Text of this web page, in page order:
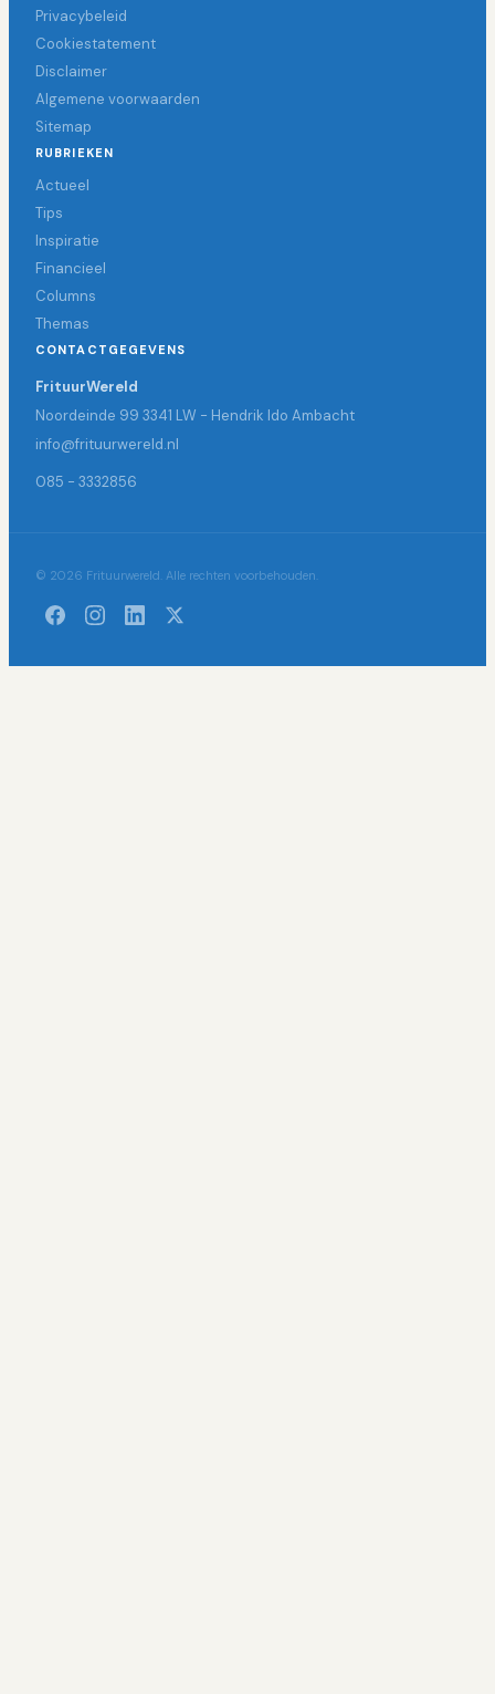
Privacybeleid
Cookiestatement
Disclaimer
Algemene voorwaarden
Sitemap
RUBRIEKEN
Actueel
Tips
Inspiratie
Financieel
Columns
Themas
CONTACTGEGEVENS
FrituurWereld
Noordeinde 99 3341 LW - Hendrik Ido Ambacht
info@frituurwereld.nl
085 - 3332856
© 2026 Frituurwereld. Alle rechten voorbehouden.